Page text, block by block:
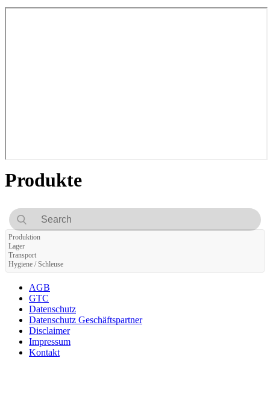
Produkte
Produktion
Lager
Transport
Hygiene / Schleuse
AGB
GTC
Datenschutz
Datenschutz Geschäftspartner
Disclaimer
Impressum
Kontakt